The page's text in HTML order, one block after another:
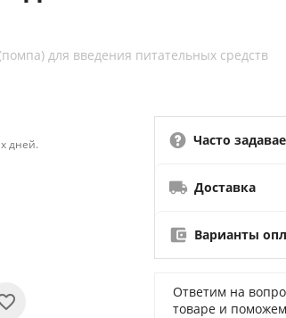
для введения питательных средств
дней. Часто
Доставка
Варианты
Ответим на
товаре и